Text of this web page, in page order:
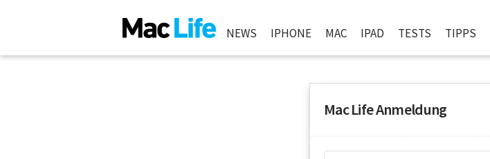
NEWS IPHONE MAC IPAD TESTS TIPPS
Mac Life Anmeldung